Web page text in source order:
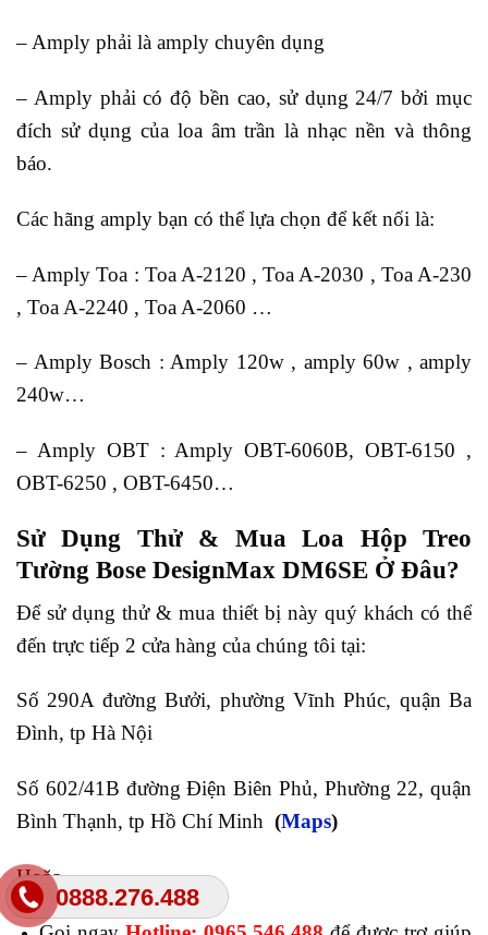
0888.276.488
– Amply phải là amply chuyên dụng
– Amply phải có độ bền cao, sử dụng 24/7 bởi mục
đích sử dụng của loa âm trần là nhạc nền và thông
báo.
Các hãng amply bạn có thể lựa chọn để kết nối là:
– Amply Toa : Toa A-2120 , Toa A-2030 , Toa A-230
, Toa A-2240 , Toa A-2060 …
– Amply Bosch : Amply 120w , amply 60w , amply
240w…
– Amply OBT : Amply OBT-6060B, OBT-6150 ,
OBT-6250 , OBT-6450…
Sử Dụng Thử & Mua Loa Hộp Treo
Tường Bose DesignMax DM6SE Ở Đâu?
Để sử dụng thử & mua thiết bị này quý khách có thể
đến trực tiếp 2 cửa hàng của chúng tôi tại:
Số 290A đường Bưởi, phường Vĩnh Phúc, quận Ba
Đình, tp Hà Nội
Số 602/41B đường Điện Biên Phủ, Phường 22, quận
Bình Thạnh, tp Hồ Chí Minh (Maps)
Hoặc